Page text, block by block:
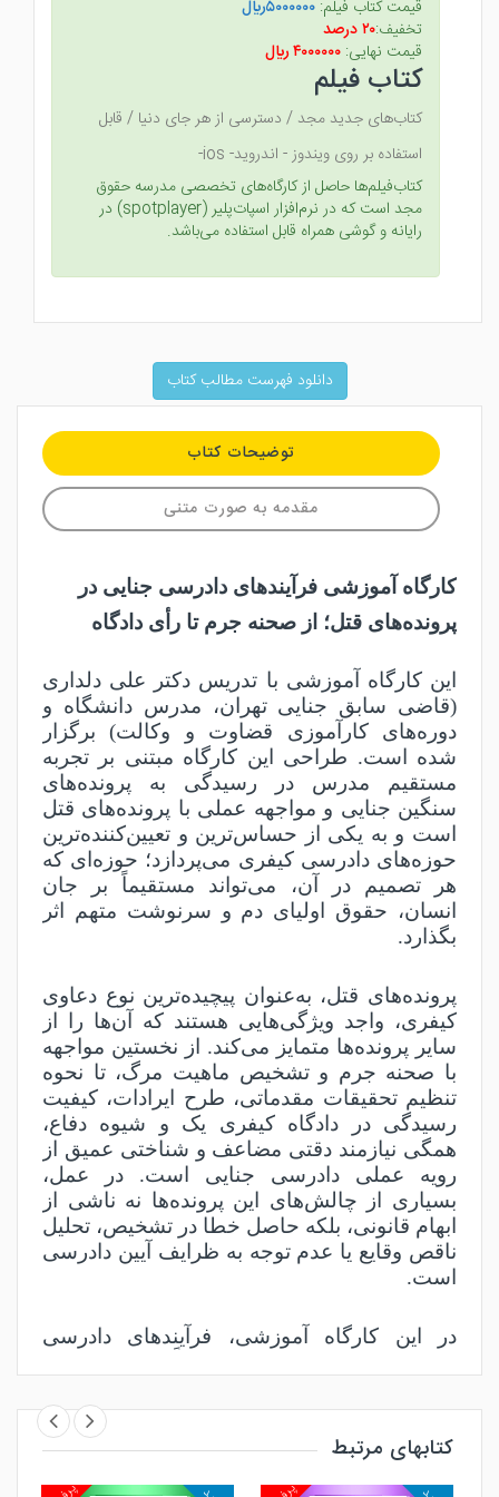
قیمت کتاب فیلم: ۵۰۰۰۰۰۰ريال
تخفیف:۲۰ درصد
قیمت نهایی: ۴۰۰۰۰۰۰ ريال
کتاب فیلم
کتاب‌های جدید مجد / دسترسی از هر جای دنیا / قابل
استفاده بر روی ویندوز - اندروید- ios-
کتاب‌فیلم‌ها حاصل از کارگاه‌های تخصصی مدرسه حقوق
مجد است که در نرم‌افزار اسپات‌پلیر (spotplayer) در
رایانه و گوشی همراه قابل استفاده می‌باشد.
دانلود فهرست مطالب کتاب
توضیحات کتاب
مقدمه به صورت متنی
کارگاه آموزشی فرآیندهای دادرسی جنایی در
پرونده‌های قتل؛ از صحنه جرم تا رأی دادگاه
این کارگاه آموزشی با تدریس دکتر علی دلداری
(قاضی سابق جنایی تهران، مدرس دانشگاه و
دوره‌های کارآموزی قضاوت و وکالت) برگزار
شده است. طراحی این کارگاه مبتنی بر تجربه
مستقیم مدرس در رسیدگی به پرونده‌های
سنگین جنایی و مواجهه عملی با پرونده‌های قتل
است و به یکی از حساس‌ترین و تعیین‌کننده‌ترین
حوزه‌های دادرسی کیفری می‌پردازد؛ حوزه‌ای که
هر تصمیم در آن، می‌تواند مستقیماً بر جان
انسان، حقوق اولیای دم و سرنوشت متهم اثر
بگذارد.
پرونده‌های قتل، به‌عنوان پیچیده‌ترین نوع دعاوی
کیفری، واجد ویژگی‌هایی هستند که آن‌ها را از
سایر پرونده‌ها متمایز می‌کند. از نخستین مواجهه
با صحنه جرم و تشخیص ماهیت مرگ، تا نحوه
تنظیم تحقیقات مقدماتی، طرح ایرادات، کیفیت
رسیدگی در دادگاه کیفری یک و شیوه دفاع،
همگی نیازمند دقتی مضاعف و شناختی عمیق از
رویه عملی دادرسی جنایی است. در عمل،
بسیاری از چالش‌های این پرونده‌ها نه ناشی از
ابهام قانونی، بلکه حاصل خطا در تشخیص، تحلیل
ناقص وقایع یا عدم توجه به ظرایف آیین دادرسی
است.
در این کارگاه آموزشی، فرآیندهای دادرسی
اتکا به تجربه عملی بررسی شده است. ساختار
کارگاه به‌گونه‌ای طراحی شده که شرکت‌کننده
بتواند مسیر کامل پرونده قتل را از مرحله صحنه
جرم تا رسیدگی در دادگاه کیفری یک به‌صورت
کتابهای مرتبط